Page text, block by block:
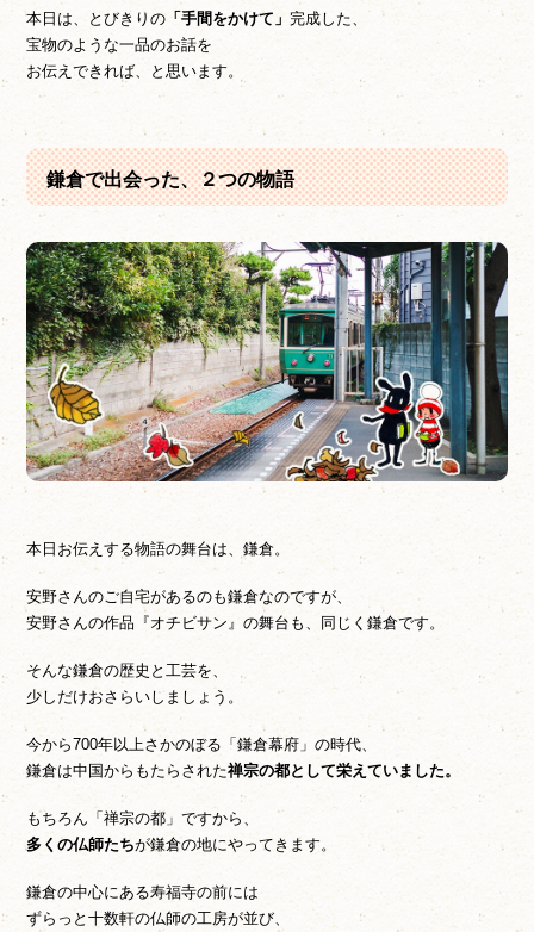
本日は、とびきりの 「手間をかけて」完成した、
宝物のような一品のお話を
お伝えできれば、と思います。
鎌倉で出会った、２つの物語
本日お伝えする物語の舞台は、鎌倉。
安野さんのご自宅があるのも鎌倉なのですが、
安野さんの作品『オチビサン』の舞台も、同じく鎌倉です。
そんな鎌倉の歴史と工芸を、
少しだけおさらいしましょう。
今から700年以上さかのぼる「鎌倉幕府」の時代、
鎌倉は中国からもたらされた禅宗の都として栄えていました。
もちろん「禅宗の都」ですから、
多くの仏師たちが鎌倉の地にやってきます。
鎌倉の中心にある寿福寺の前には
ずらっと十数軒の仏師の工房が並び、